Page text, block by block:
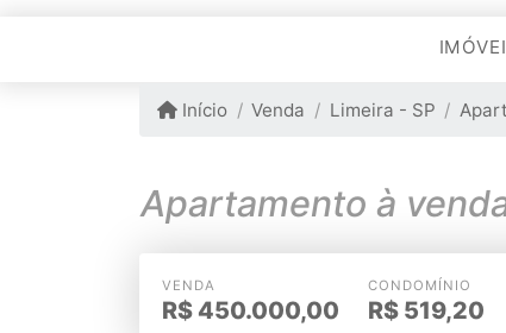
Início Venda Limeira - SP
Apartamento à
VENDA
R$ 450.000,00
CONDOMÍNIO
R$ 519,20